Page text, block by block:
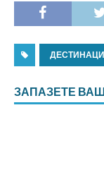
ЗАПАЗЕТЕ